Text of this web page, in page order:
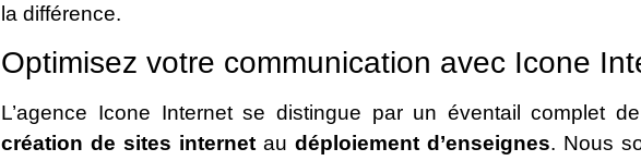
la différence.
Optimisez votre communication avec Icone
L’agence Icone Internet se distingue par un éventail complet
création de sites internet au déploiement d’enseignes. Nous